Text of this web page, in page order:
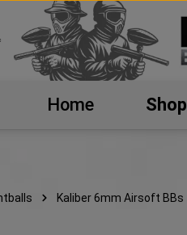
springen
Home Shop
Kaliber 6mm Airsoft BBs